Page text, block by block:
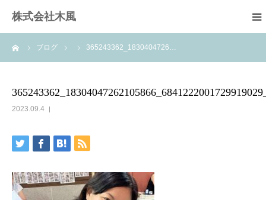
株式会社木風
ブログ 365243362_1830404726…
2023.09.4
業務案内
お問い合せ